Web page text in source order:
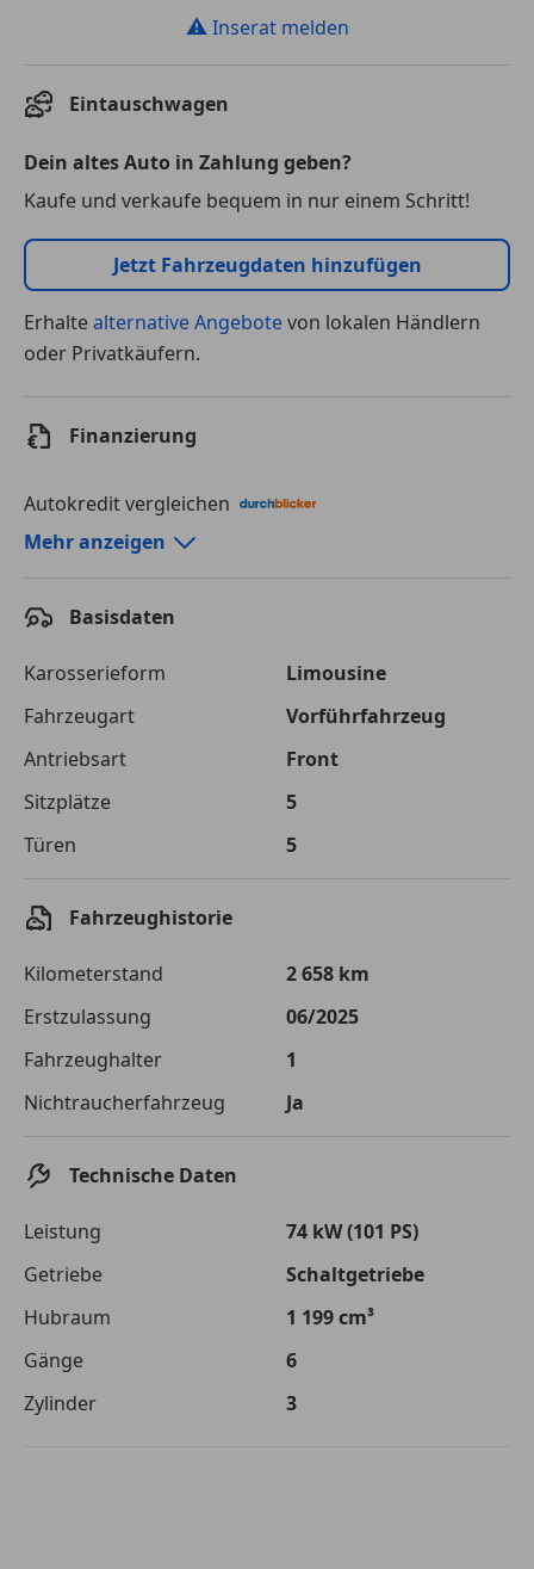
⚠ Inserat melden
Eintauschwagen
Dein altes Auto in Zahlung geben?
Kaufe und verkaufe bequem in nur einem Schritt!
Jetzt Fahrzeugdaten hinzufügen
Erhaltealternative Angebotevon lokalen Händlern
oder Privatkäufern.
Finanzierung
Autokredit vergleichen
Autokredit-Rechner von durchblicker.at
Laufzeit
120 Monate
Kreditbetrag
€ 20 500,-
Zu zahlender
Gesamtbetrag
€ 28 880,-
Effektivzinsatz
Sollzinssatz
7,25 %
Monatliche Rate € 240,67
von der von Ihnen gewählten Bank. Rückzahlungszeitraum 1-10
Jetzt berechnen
Mehr anzeigen
Basisdaten
Karosserieform
Limousine
Fahrzeugart
Vorführfahrzeug
Antriebsart
Front
Sitzplätze
5
Türen
5
Fahrzeughistorie
Kilometerstand
2 658 km
Erstzulassung
06/2025
Fahrzeughalter
1
Nichtraucherfahrzeug
Ja
Technische Daten
Leistung
74 kW (101 PS)
Getriebe
Schaltgetriebe
Hubraum
1 199 cm³
Gänge
6
Zylinder
3